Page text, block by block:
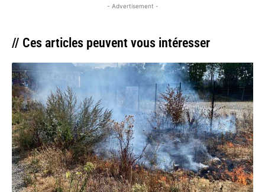
- Advertisement -
// Ces articles peuvent vous intéresser